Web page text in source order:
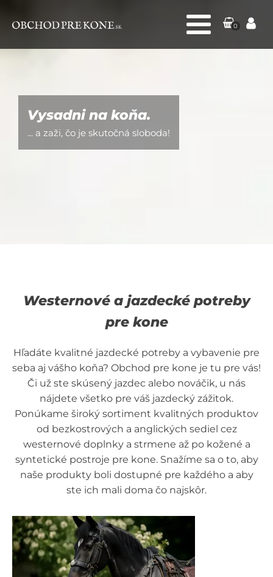
0
Vysadni na koňa.
... a zaži, čo je skutočná sloboda!
Westernové a jazdecké potreby
pre kone
Hľadáte kvalitné jazdecké potreby a vybavenie pre
seba aj vášho koňa? Obchod pre kone je tu pre vás!
Či už ste skúsený jazdec alebo nováčik, u nás
nájdete všetko pre váš jazdecký zážitok.
Ponúkame široký sortiment kvalitných produktov
od bezkostrových a anglických sediel cez
westernové doplnky a strmene až po kožené a
syntetické postroje pre kone. Snažíme sa o to, aby
naše produkty boli dostupné pre každého a aby
ste ich mali doma čo najskôr.